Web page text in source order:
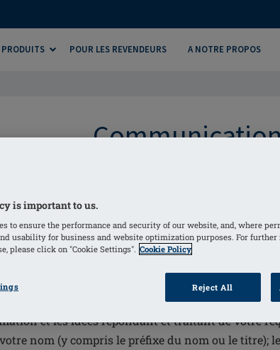
PRODUITS POUR LES REVENDEURS A NOTRE PROPOS
la case de consentement lorsque vous
Belgium traite comme Amoena (le
à des fins de marketing de la manière décrite
personnelles:
futur par courrier électronique, par
et les idées répondant et traitant de votre
nom (y compris le préfixe du nom ou le titre);
is important to us.
to ensure the performance and security of our website, and, where
usability for business and website optimization purposes. For
please click on "Cookie Settings". Cookie Policy
Reject All